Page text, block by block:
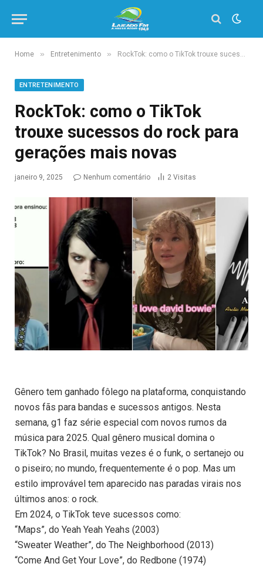
Home » Entretenimento » RockTok: como o TikTok trouxe sucessos do rock para gerações mais novas
ENTRETENIMENTO
RockTok: como o TikTok
trouxe sucessos do rock para
gerações mais novas
janeiro 9, 2025 Nenhum comentário 2 Visitas
Gênero tem ganhado fôlego na plataforma, conquistando
novos fãs para bandas e sucessos antigos. Nesta
semana, g1 faz série especial com novos rumos da
música para 2025. Qual gênero musical domina o
TikTok? No Brasil, muitas vezes é o funk, o sertanejo ou
o piseiro; no mundo, frequentemente é o pop. Mas um
estilo improvável tem aparecido nas paradas virais nos
últimos anos: o rock.
Em 2024, o TikTok teve sucessos como:
“Maps”, do Yeah Yeah Yeahs (2003)
“Sweater Weather”, do The Neighborhood (2013)
“Come And Get Your Love”, do Redbone (1974)